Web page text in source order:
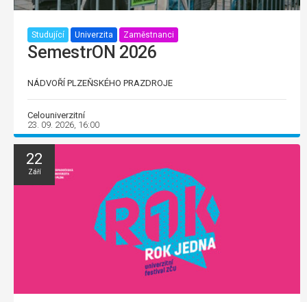
Studující Univerzita Zaměstnanci
SemestrON 2026
NÁDVOŘÍ PLZEŇSKÉHO PRAZDROJE
Celouniverzitní
23. 09. 2026, 16:00
22
Září